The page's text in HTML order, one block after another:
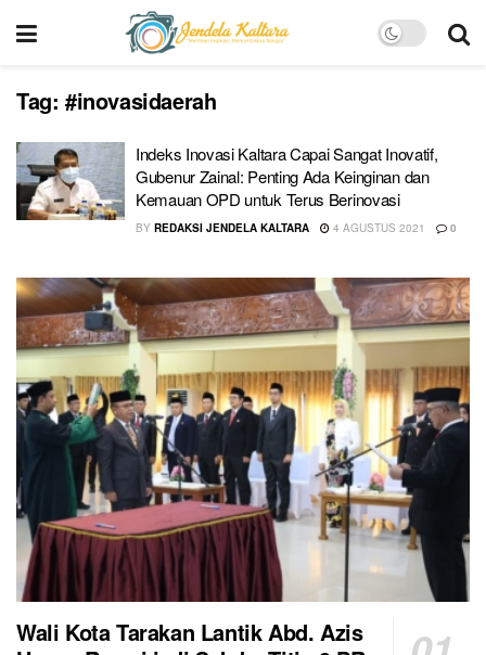
Tag: #inovasidaerah
Indeks Inovasi Kaltara Capai Sangat Inovatif,
Gubenur Zainal: Penting Ada Keinginan dan
Kemauan OPD untuk Terus Berinovasi
BY REDAKSI JENDELA KALTARA 4 AGUSTUS 2021 0
Wali Kota Tarakan Lantik Abd. Azis